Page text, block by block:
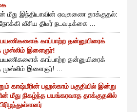
மீது இந்தியாவின் ஏவுகணை தாக்குதல்:
வீசிய திடீர் நடவடிக்கை ...
பயணிகளைக் காப்பாற்ற தன்னுயிரைக்
முஸ்லிம் இளைஞர்!
பயணிகளைக் காப்பாற்ற தன்னுயிரைக்
இளைஞர்! ...
காஷ்மீரின் பஹல்காம் பகுதியில் இன்று
மீது நிகழ்ந்த பயங்கரவாத தாக்குதலில்